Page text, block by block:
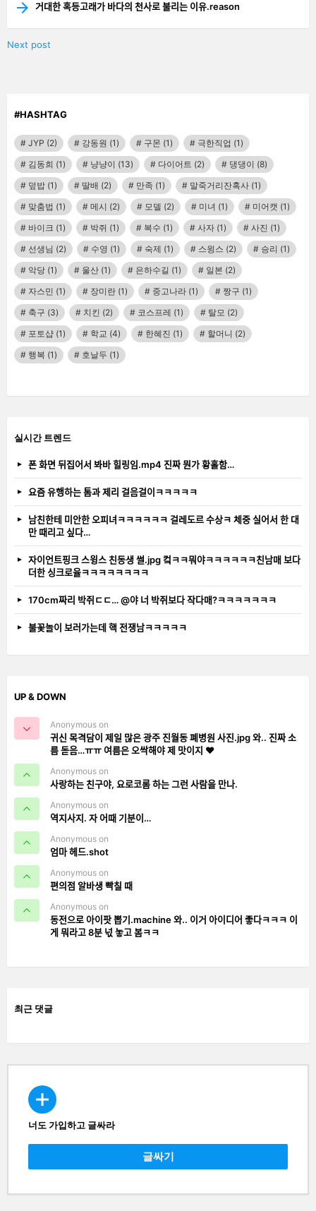
거대한 혹등고래가 바다의 천사로 불리는 이유.reason
Next post
#HASHTAG
JYP (2) 강동원 (1) 구몬 (1) 극한직업 (1)
김동희 (1) 냥냥이 (13) 다이어트 (2) 댕댕이 (8)
덮밥 (1) 딸배 (2) 만족 (1) 말죽거리잔혹사 (1)
맞춤법 (1) 메시 (2) 모델 (2) 미녀 (1) 미어캣 (1)
바이크 (1) 박쥐 (1) 복수 (1) 사자 (1) 사진 (1)
선생님 (2) 수영 (1) 숙제 (1) 스윙스 (2) 승리 (1)
악당 (1) 울산 (1) 은하수길 (1) 일본 (2)
자스민 (1) 장미란 (1) 중고나라 (1) 짱구 (1)
축구 (3) 치킨 (2) 코스프레 (1) 탈모 (2)
포토샵 (1) 학교 (4) 한혜진 (1) 할머니 (2)
행복 (1) 호날두 (1)
실시간 트렌드
폰 화면 뒤집어서 봐바 힐링임.mp4 진짜 뭔가 황홀함…
요즘 유행하는 톰과 제리 걸음걸이ㅋㅋㅋㅋㅋ
남친한테 미안한 오피녀ㅋㅋㅋㅋㅋㅋ 걸레도르 수상ㅋ 체중 실어서 한 대
만 때리고 싶다…
자이언트핑크 스윙스 친동생 썰.jpg 컼ㅋㅋ뭐야ㅋㅋㅋㅋㅋㅋ친남매 보다
더한 싱크로율ㅋㅋㅋㅋㅋㅋㅋㅋ
170cm짜리 박쥐ㄷㄷ… @야 너 박쥐보다 작다매?ㅋㅋㅋㅋㅋㅋㅋ
불꽃놀이 보러가는데 핵 전쟁남ㅋㅋㅋㅋㅋ
UP & DOWN
Anonymous on
귀신 목격담이 제일 많은 광주 진월동 폐병원 사진.jpg 와.. 진짜 소
름 돋음…ㅠㅠ 여름은 오싹해야 제 맛이지 ❤️
Anonymous on
사랑하는 친구야, 요로코롬 하는 그런 사람을 만나.
Anonymous on
역지사지. 자 어때 기분이…
Anonymous on
엄마 헤드.shot
Anonymous on
편의점 알바생 빡칠 때
Anonymous on
동전으로 아이팟 뽑기.machine 와.. 이거 아이디어 좋다ㅋㅋㅋ 이
게 뭐라고 8분 넋 놓고 봄ㅋㅋ
최근 댓글
CREATE
너도 가입하고 글싸라
글싸기